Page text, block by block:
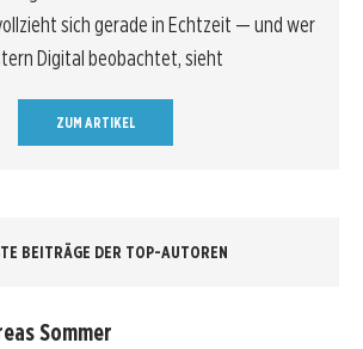
sich gerade in Echtzeit — und wer
Digital beobachtet, sieht
ZUM ARTIKEL
BEITRÄGE DER TOP-AUTOREN
Sommer